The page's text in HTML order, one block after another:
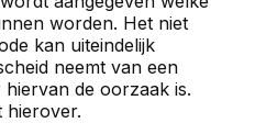
worden. Het niet
kan uiteindelijk
neemt van een
de oorzaak is.
hierover.